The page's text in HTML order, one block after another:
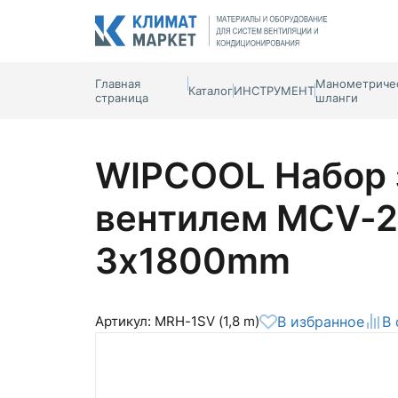
Главная
страница
КаталогИНСТРУМЕНТшланги
WIPCOOL
вентилем MCV-
3х1800mm
Артикул: MRH-1SV (1,8 m) В избранное В